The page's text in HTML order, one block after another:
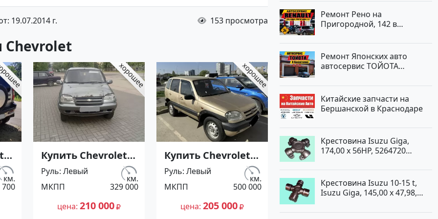
19.07.2014 г. 153 просмотра
км.
700
Купить Chevrolet
Niva 1700 см3
МКПП (80 л.с.)
Бензин инжектор
в Брюховецкая:
цвет Серый
км.
329 000
Руль Левый
МКПП
цена 210 000
Купить Chevrolet
Нива 1700 см3
МКПП (80 л.с.)
Бензин инжектор
в Афипский: цвет
Белый Универсал
км.
500 000
Руль Левый
МКПП
цена 205 000
Ремонт Рено на
Пригородной, 142 в
Ремонт Японских авто
автосервис ТОЙОТА
Китайские запчасти на
Бершанской в Краснодаре
Крестовина Isuzu Giga,
174,00 x 56HP, 5264720
Крестовина Isuzu 10-15 t,
Isuzu Giga, 145,00 x 47,98,